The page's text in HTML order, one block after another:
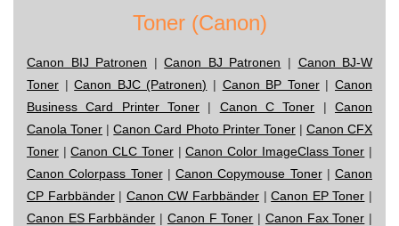
Toner (Canon)
Canon BIJ Patronen |Canon BJ Patronen | Canon BJ-W
Toner |Canon BJC (Patronen) | Canon BP Toner|Canon
Business Card Printer Toner | Canon C Toner |Canon
Canola Toner |Canon Card Photo Printer Toner| Canon CFX
Toner |Canon CLC Toner|Canon Color ImageClass Toner |
Canon Colorpass Toner| Canon Copymouse Toner| Canon
CP Farbbänder| Canon CW Farbbänder |Canon EP Toner |
Canon ES Farbbänder | Canon F Toner | Canon Fax Toner |